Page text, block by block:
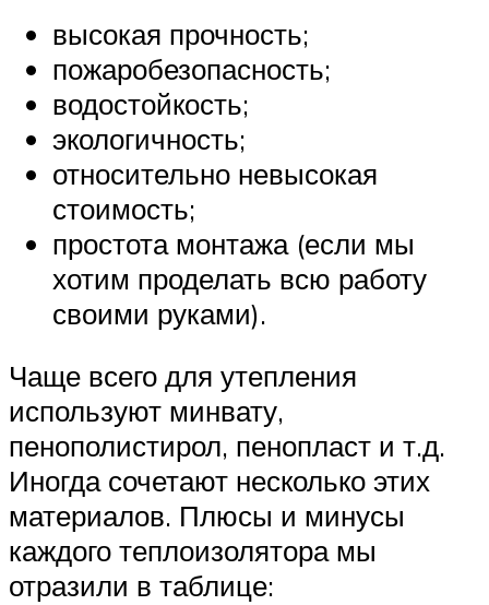
высокая прочность;
пожаробезопасность;
водостойкость;
экологичность;
относительно невысокая
стоимость;
простота монтажа (если мы
хотим проделать всю работу
своими руками).
Чаще всего для утепления
используют минвату,
пенополистирол, пенопласт и т.д.
Иногда сочетают несколько этих
материалов. Плюсы и минусы
каждого теплоизолятора мы
отразили в таблице: